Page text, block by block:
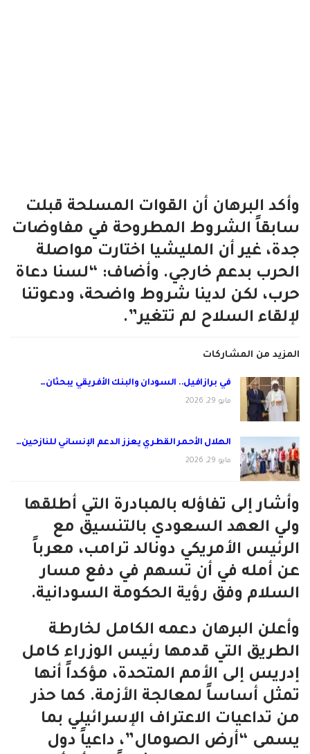
وأكد البرهان أن القوات المسلحة قبلت
سابقاً الشروط المطروحة في مفاوضات
جدة، غير أن المليشيا اختارت مواصلة
الحرب بدعم خارجي. وأضاف: “لسنا دعاة
حرب، لكن لدينا شروط واضحة، ودعوتنا
لإلقاء السلاح لم تتغير”.
المزيد من المشاركات
في برازافيل.. السودان والبنك الأفريقي يبحثان…
مايو 29, 2026
الهلال الأحمر القطري يعزز الدعم الإنساني للنازحين…
مايو 29, 2026
وأشار إلى تفاؤله بالمبادرة التي أطلقها
ولي العهد السعودي بالتنسيق مع
الرئيس الأمريكي دونالد ترامب، معرباً
عن أمله في أن تسهم في دفع مسار
السلام وفق رؤية الحكومة السودانية.
وأعلن البرهان دعمه الكامل لخارطة
الطريق التي قدمها رئيس الوزراء كامل
إدريس إلى الأمم المتحدة، مؤكداً أنها
تمثل أساساً لمعالجة الأزمة. كما حذر
من تداعيات الاعتراف الإسرائيلي بما
يسمى “أرض الصومال”، داعياً دول